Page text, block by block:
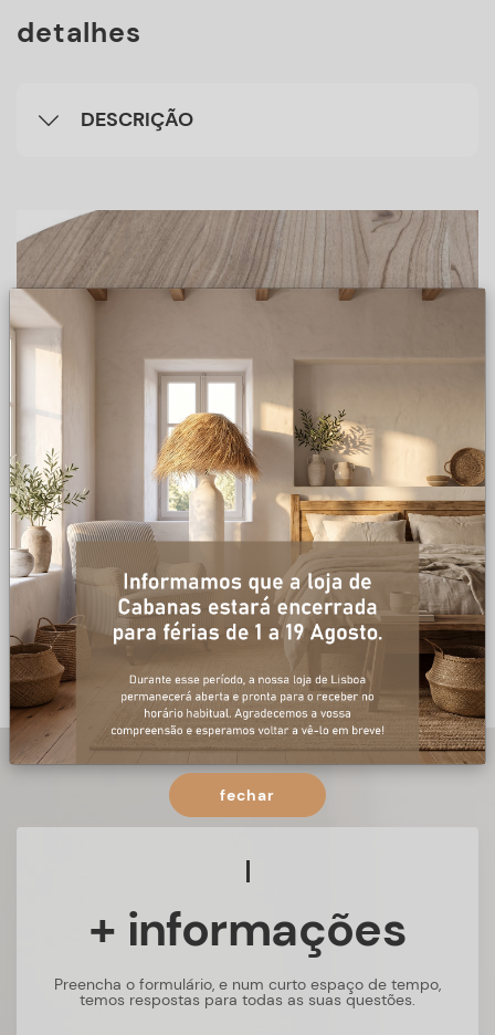
detalhes
DESCRIÇÃO
+ informações
Preencha o formulário, e num curto espaço de tempo,
temos respostas para todas as suas questões.
fechar